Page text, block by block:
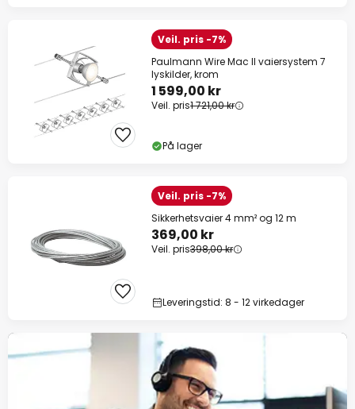
Veil. pris -7%
Paulmann Wire Mac II vaiersystem 7
lyskilder, krom
1 599,00 kr
Veil. pris1 721,00 kr
På lager
Veil. pris -7%
Sikkerhetsvaier 4 mm² og 12 m
369,00 kr
Veil. pris398,00 kr
Leveringstid: 8 - 12 virkedager